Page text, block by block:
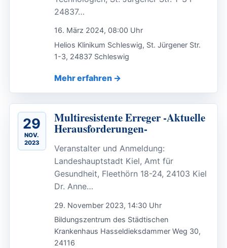
24837…
16. März 2024, 08:00 Uhr
Helios Klinikum Schleswig, St. Jürgener Str.
1-3, 24837 Schleswig
Mehr erfahren
29
NOV.
2023
Multiresistente Erreger -Aktuelle
Herausforderungen-
Veranstalter und Anmeldung:
Landeshauptstadt Kiel, Amt für
Gesundheit, Fleethörn 18-24, 24103 Kiel
Dr. Anne…
29. November 2023, 14:30 Uhr
Bildungszentrum des Städtischen
Krankenhaus Hasseldieksdammer Weg 30,
24116